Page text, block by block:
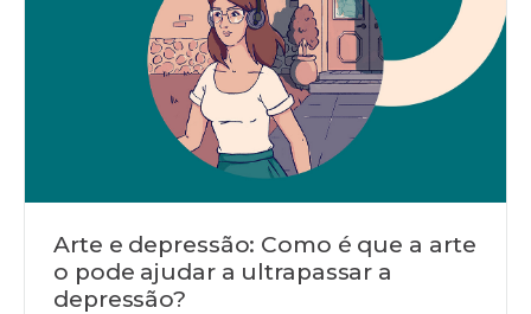
Arte e depressão: Como é que a arte
o pode ajudar a ultrapassar a
depressão?